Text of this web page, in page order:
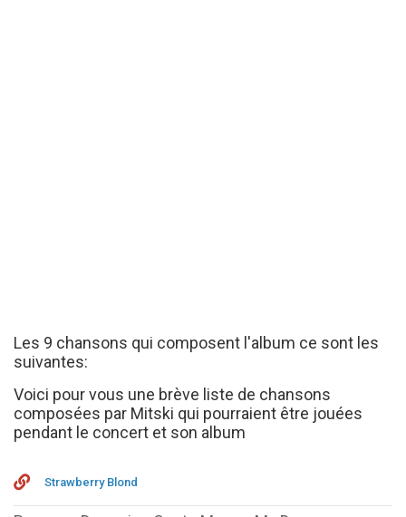
Les 9 chansons qui composent l'album ce sont les
suivantes:
Voici pour vous une brève liste de chansons
composées par Mitski qui pourraient être jouées
pendant le concert et son album
Strawberry Blond